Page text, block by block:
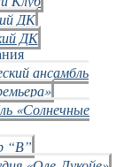
ДК
ДК
ансамбль
«Солнечные
“В”